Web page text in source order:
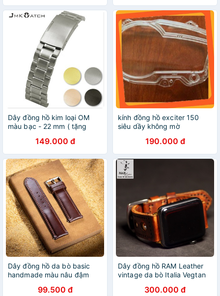
Dây đồng hồ kim loại OM
màu bạc - 22 mm ( tặng
149.000 đ
kính đồng hồ exciter 150
siêu dầy không mờ
190.000 đ
Dây đồng hồ da bò basic
handmade màu nâu đậm
99.500 đ
Dây đồng hồ RAM Leather
vintage da bò Italia Vegtan
300.000 đ